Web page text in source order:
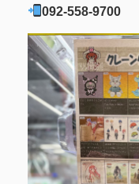
092-558-9700